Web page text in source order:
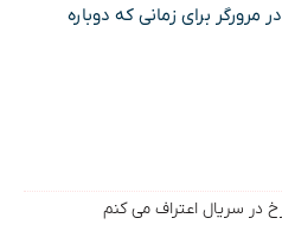
مرورگر برای زمانی که دوباره
در سریال اعتراف می کنم